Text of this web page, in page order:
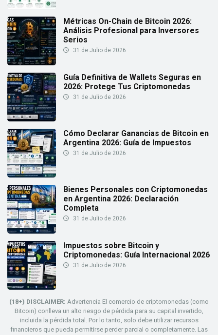
Métricas On-Chain de Bitcoin 2026:
Análisis Profesional para Inversores
Serios
31 de Julio de 2026
Guía Definitiva de Wallets Seguras en
2026: Protege Tus Criptomonedas
31 de Julio de 2026
Cómo Declarar Ganancias de Bitcoin en
Argentina 2026: Guía de Impuestos
31 de Julio de 2026
Bienes Personales con Criptomonedas
en Argentina 2026: Declaración
Completa
31 de Julio de 2026
Impuestos sobre Bitcoin y
Criptomonedas: Guía Internacional 2026
31 de Julio de 2026
(18+) DISCLAIMER: Advertencia El comercio de criptomonedas (como
Bitcoin) conlleva un alto riesgo de pérdida para su capital invertido,
incluida la pérdida total. Por lo tanto, solo debe utilizar recursos
financieros que pueda permitirse perder parcial o completamente. Las